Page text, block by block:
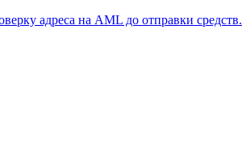
адреса на AML до отправки средств.